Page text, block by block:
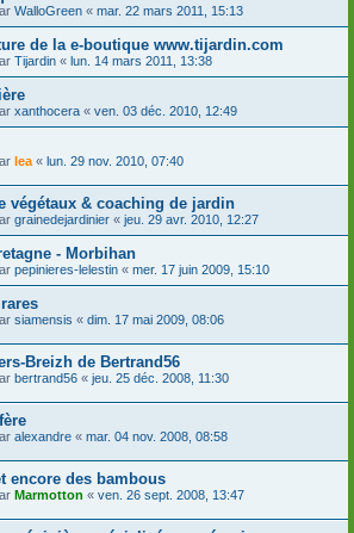
WalloGreen « mar. 22 mars 2011, 15:13
de la e-boutique www.tijardin.com
Tijardin « lun. 14 mars 2011, 13:38
xanthocera « ven. 03 déc. 2010, 12:49
lea « lun. 29 nov. 2010, 07:40
végétaux & coaching de jardin
grainedejardinier « jeu. 29 avr. 2010, 12:27
- Morbihan
pepinieres-lelestin « mer. 17 juin 2009, 15:10
siamensis « dim. 17 mai 2009, 08:06
Breizh de Bertrand56
bertrand56 « jeu. 25 déc. 2008, 11:30
alexandre « mar. 04 nov. 2008, 08:58
encore des bambous
Marmotton « ven. 26 sept. 2008, 13:47